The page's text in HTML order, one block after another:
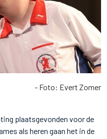
- Foto: Evert Zomer
plaatsgevonden voor de
als heren gaan het in de